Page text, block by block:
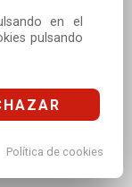
en el
pulsando
Política de cookies